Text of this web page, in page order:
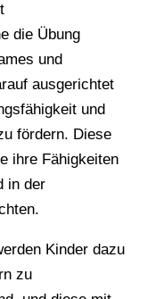
die Übung
und
ausgerichtet
und
fördern. Diese
ihre Fähigkeiten
in der
Kinder dazu
zu